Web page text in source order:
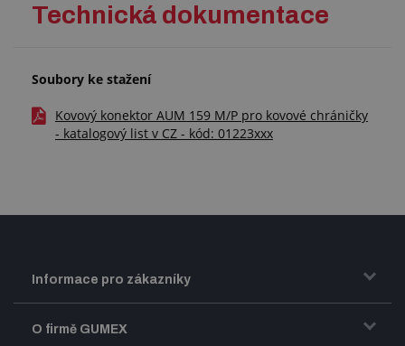
Technická dokumentace
Soubory ke stažení
Kovový konektor AUM 159 M/P pro kovové chráničky
- katalogový list v CZ - kód: 01223xxx
Informace pro zákazníky
Doprava a zasílání zboží
O firmě GUMEX